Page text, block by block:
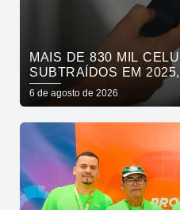
MAIS DE 830 MIL
SUBTRAÍDOS EM
6 de agosto de 2026